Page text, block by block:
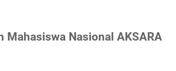
Mahasiswa Nasional AKSARA